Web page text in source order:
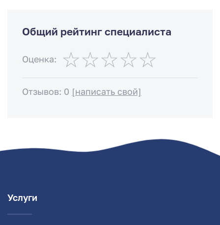
Общий рейтинг специалиста
Оценка:
Отзывов: 0 [написать свой]
Услуги